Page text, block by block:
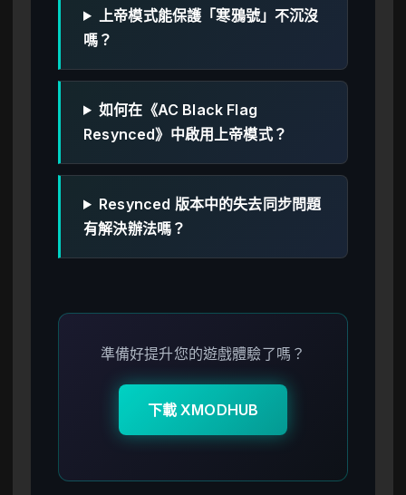
上帝模式能保護「寒鴉號」不沉沒
嗎？
如何在《AC Black Flag
Resynced》中啟用上帝模式？
Resynced 版本中的失去同步問題
有解決辦法嗎？
準備好提升您的遊戲體驗了嗎？
下載 XMODHUB